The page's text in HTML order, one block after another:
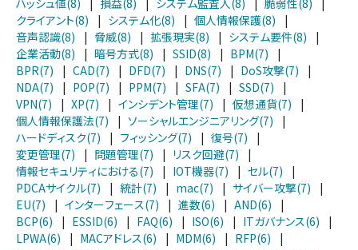
クライアント(8)
| システム化(8) | 個人情報保護(8)
|
音声認識(8)
| 脅威(8) | 拡張現実(8) | システム要件(8)
|
企業活動(8)
| 暗号方式(8) | SSID(8) | BPM(7)
|
BPR(7)
| CAD(7) | DFD(7) | DNS(7) | DoS攻撃(7)
|
NDA(7)
| POP(7) | PPM(7) | SFA(7) | SSD(7)
|
VPN(7)
| XP(7) | インシデント管理(7) | 仮想通貨(7)
|
個人情報保護法(7)
| ソーシャルエンジニアリング(7)
|
ハードディスク(7)
| フィッシング(7) | 復号(7)
|
変更管理(7)
| 問題管理(7) | リスク回避(7)
|
情報セキュリティにおける(7)
| IOT機器(7) | セル(7)
|
PDCAサイクル(7)
| 統計(7) | mac(7) | サイバー攻撃(7)
|
EU(7)
| インターフェース(7) | 進数(6) | AND(6)
|
BCP(6)
| ESSID(6) | FAQ(6) | ISO(6) | ITガバナンス(6)
|
LPWA(6)
| MACアドレス(6) | MDM(6) | RFP(6)
|